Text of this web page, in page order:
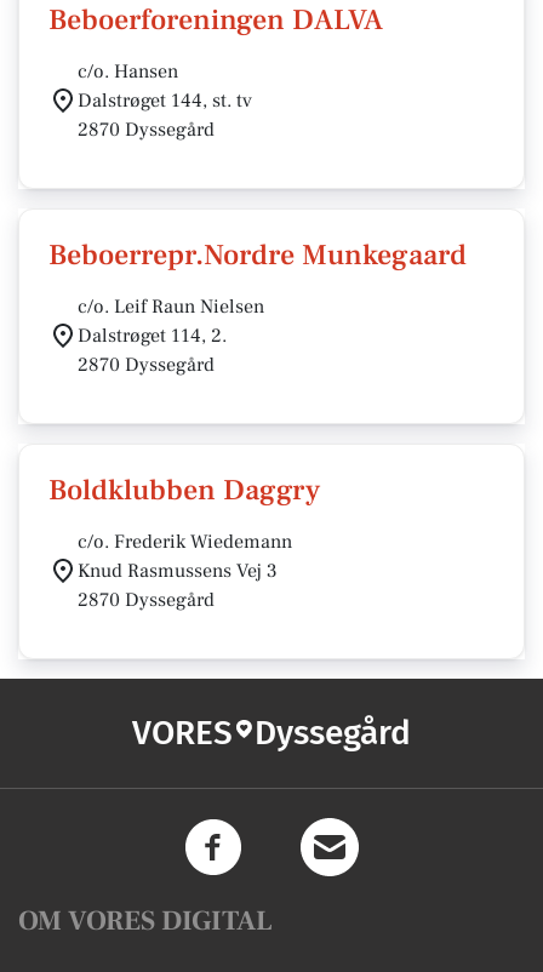
Beboerforeningen DALVA
c/o. Hansen
Dalstrøget 144, st. tv
2870 Dyssegård
Beboerrepr.Nordre Munkegaard
c/o. Leif Raun Nielsen
Dalstrøget 114, 2.
2870 Dyssegård
Boldklubben Daggry
c/o. Frederik Wiedemann
Knud Rasmussens Vej 3
2870 Dyssegård
VORES Dyssegård
OM VORES DIGITAL